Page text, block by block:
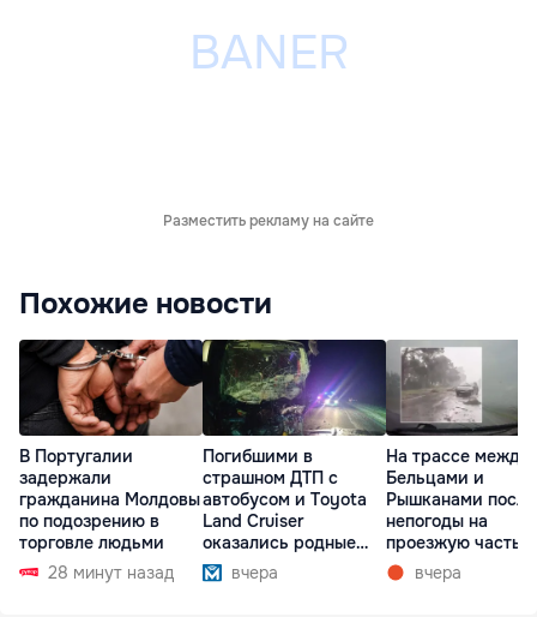
Разместить рекламу на сайте
Похожие новости
В Португалии
задержали
гражданина Молдовы
по подозрению в
торговле людьми
28 минут назад
Погибшими в
страшном ДТП с
автобусом и Toyota
Land Cruiser
оказались родные
братьявчера
На трассе между
Бельцами и
Рышканами после
непогоды на
проезжую часть
упали деревья
вчера